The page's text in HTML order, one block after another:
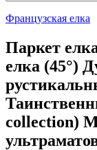
Французская елка
Паркет
елка (45°)
collection)